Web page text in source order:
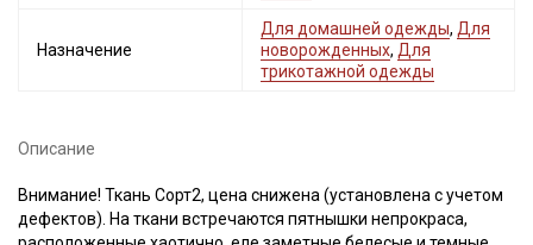
Назначение
Для домашней одежды, Для
новорожденных, Для
трикотажной одежды
Описание
Внимание! Ткань Сорт2, цена снижена (установлена с учетом
дефектов). На ткани встречаются пятнышки непрокраса,